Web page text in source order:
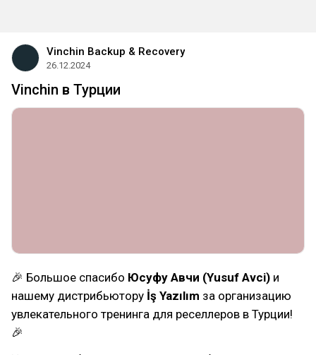
Vinchin Backup & Recovery
26.12.2024
Vinchin в Турции
🎉 Большое спасибо Юсуфу Авчи (Yusuf Avci) и
нашему дистрибьютору İş Yazılım за организацию
увлекательного тренинга для реселлеров в Турции!
🎉